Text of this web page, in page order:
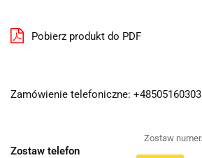
Pobierz produkt do PDF
Zamówienie telefoniczne: +48505160303
Zostaw telefon